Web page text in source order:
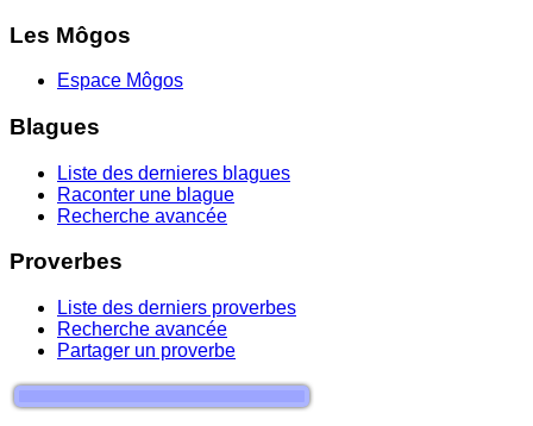
Les Môgos
Espace Môgos
Blagues
Liste des dernieres blagues
Raconter une blague
Recherche avancée
Proverbes
Liste des derniers proverbes
Recherche avancée
Partager un proverbe